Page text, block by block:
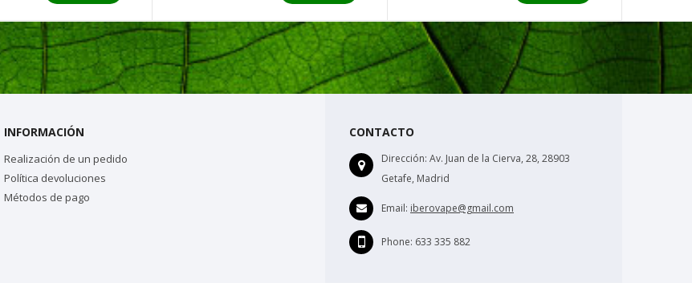
INFORMACIÓN
Realización de un pedido
Política devoluciones
Métodos de pago
CONTACTO
Dirección: Av. Juan de la Cierva, 28, 28903
Getafe, Madrid
Email: iberovape@gmail.com
Phone: 633 335 882